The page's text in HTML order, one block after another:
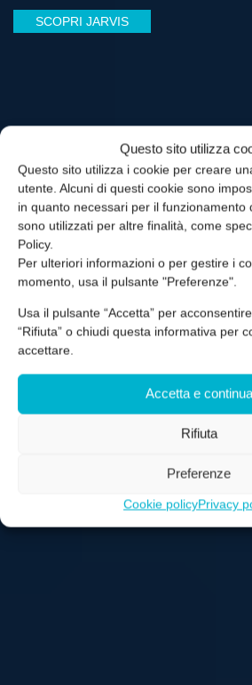
Questo sito utilizza
Questo sito utilizza i cookie per creare
utente. Alcuni di questi cookie sono
in quanto necessari per il funzionamento
sono utilizzati per altre finalità, come
Policy.
Per ulteriori informazioni o per gestire i
momento, usa il pulsante "Preferenze".
Usa il pulsante “Accetta” per
“Rifiuta” o chiudi questa informativa per
accettare.
Accetta e continua
Rifiuta
Preferenze
Cookie policyPrivacy
SCOPRI JARVIS